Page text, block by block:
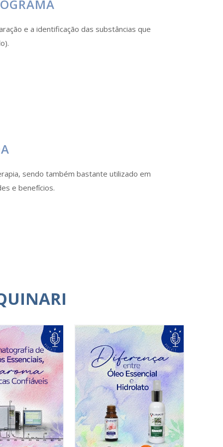
e a identificação das substâncias que
sendo também bastante utilizado em
e benefícios.